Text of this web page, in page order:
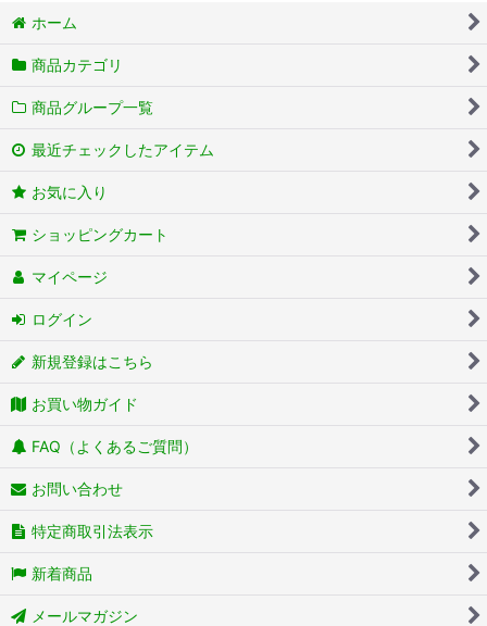
ホーム
商品カテゴリ
商品グループ一覧
最近チェックしたアイテム
お気に入り
ショッピングカート
マイページ
ログイン
新規登録はこちら
お買い物ガイド
FAQ（よくあるご質問）
お問い合わせ
特定商取引法表示
新着商品
メールマガジン